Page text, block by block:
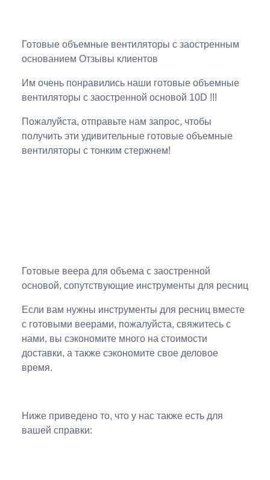
Готовые объемные вентиляторы с заостренным
основанием Отзывы клиентов
Им очень понравились наши готовые объемные
вентиляторы с заостренной основой 10D !!!
Пожалуйста, отправьте нам запрос, чтобы
получить эти удивительные готовые объемные
вентиляторы с тонким стержнем!
Готовые веера для объема с заостренной
основой, сопутствующие инструменты для ресниц
Если вам нужны инструменты для ресниц вместе
с готовыми веерами, пожалуйста, свяжитесь с
нами, вы сэкономите много на стоимости
доставки, а также сэкономите свое деловое
время.
Ниже приведено то, что у нас также есть для
вашей справки: